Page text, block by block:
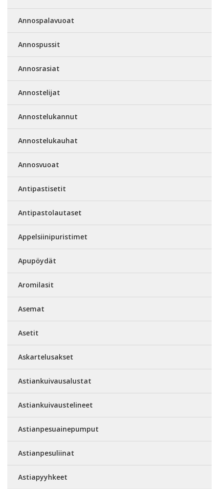
Annospalavuoat
Annospussit
Annosrasiat
Annostelijat
Annostelukannut
Annostelukauhat
Annosvuoat
Antipastisetit
Antipastolautaset
Appelsiinipuristimet
Apupöydät
Aromilasit
Asemat
Asetit
Askartelusakset
Astiankuivausalustat
Astiankuivaustelineet
Astianpesuainepumput
Astianpesuliinat
Astiapyyhkeet